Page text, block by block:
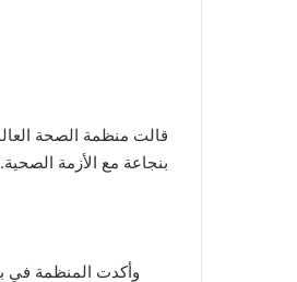
بنجاعة مع الأزمة الصحية.